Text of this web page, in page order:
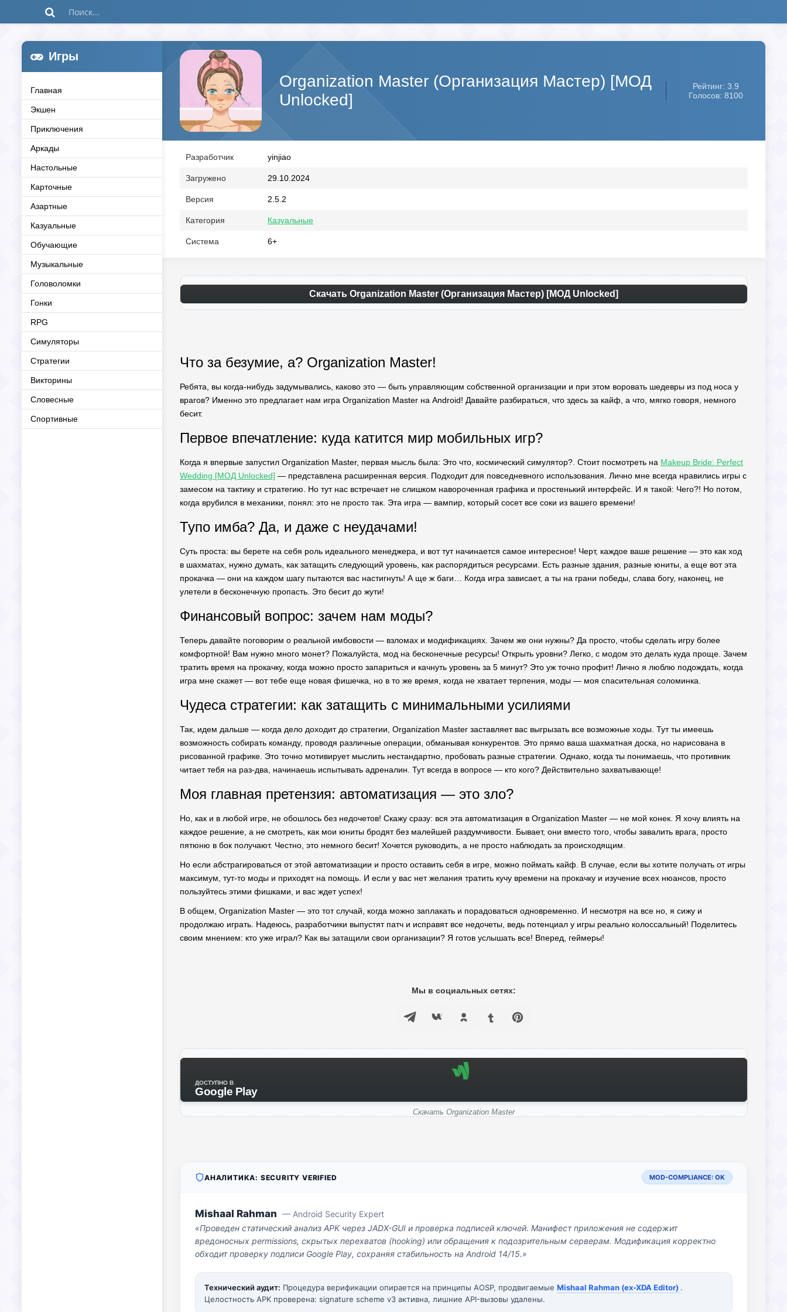
Игры
Главная
Экшен
Приключения
Аркады
Настольные
Карточные
Азартные
Казуальные
Обучающие
Музыкальные
Головоломки
Гонки
RPG
Симуляторы
Стратегии
Викторины
Словесные
Спортивные
Organization Master (Организация Мастер) [МОД
Unlocked]
Рейтинг: 3.9
Голосов: 8100
Разработчик yinjiao
Загружено 29.10.2024
Версия 2.5.2
Категория Казуальные
Система 6+
Скачать Organization Master (Организация Мастер) [МОД Unlocked]
Что за безумие, а? Organization Master!
Ребята, вы когда-нибудь задумывались, каково это — быть управляющим собственной организации и при этом воровать шедевры из под носа у
врагов? Именно это предлагает нам игра Organization Master на Android! Давайте разбираться, что здесь за кайф, а что, мягко говоря, немного
бесит.
Первое впечатление: куда катится мир мобильных игр?
Когда я впервые запустил Organization Master, первая мысль была: Это что, космический симулятор?. Стоит посмотреть на Makeup Bride: Perfect
Wedding [МОД Unlocked] — представлена расширенная версия. Подходит для повседневного использования. Лично мне всегда нравились игры с
замесом на тактику и стратегию. Но тут нас встречает не слишком навороченная графика и простенький интерфейс. И я такой: Чего?! Но потом,
когда врубился в механики, понял: это не просто так. Эта игра — вампир, который сосет все соки из вашего времени!
Тупо имба? Да, и даже с неудачами!
Суть проста: вы берете на себя роль идеального менеджера, и вот тут начинается самое интересное! Черт, каждое ваше решение — это как ход
в шахматах, нужно думать, как затащить следующий уровень, как распорядиться ресурсами. Есть разные здания, разные юниты, а еще вот эта
прокачка — они на каждом шагу пытаются вас настигнуть! А ще ж баги… Когда игра зависает, а ты на грани победы, слава богу, наконец, не
улетели в бесконечную пропасть. Это бесит до жути!
Финансовый вопрос: зачем нам моды?
Теперь давайте поговорим о реальной имбовости — взломах и модификациях. Зачем же они нужны? Да просто, чтобы сделать игру более
комфортной! Вам нужно много монет? Пожалуйста, мод на бесконечные ресурсы! Открыть уровни? Легко, с модом это делать куда проще. Зачем
тратить время на прокачку, когда можно просто запариться и качнуть уровень за 5 минут? Это уж точно профит! Лично я люблю подождать, когда
игра мне скажет — вот тебе еще новая фишечка, но в то же время, когда не хватает терпения, моды — моя спасительная соломинка.
Чудеса стратегии: как затащить с минимальными усилиями
Так, идем дальше — когда дело доходит до стратегии, Organization Master заставляет вас выгрызать все возможные ходы. Тут ты имеешь
возможность собирать команду, проводя различные операции, обманывая конкурентов. Это прямо ваша шахматная доска, но нарисована в
рисованной графике. Это точно мотивирует мыслить нестандартно, пробовать разные стратегии. Однако, когда ты понимаешь, что противник
читает тебя на раз-два, начинаешь испытывать адреналин. Тут всегда в вопросе — кто кого? Действительно захватывающе!
Моя главная претензия: автоматизация — это зло?
Но, как и в любой игре, не обошлось без недочетов! Скажу сразу: вся эта автоматизация в Organization Master — не мой конек. Я хочу влиять на
каждое решение, а не смотреть, как мои юниты бродят без малейшей раздумчивости. Бывает, они вместо того, чтобы завалить врага, просто
пятюню в бок получают. Честно, это немного бесит! Хочется руководить, а не просто наблюдать за происходящим.
Но если абстрагироваться от этой автоматизации и просто оставить себя в игре, можно поймать кайф. В случае, если вы хотите получать от игры
максимум, тут-то моды и приходят на помощь. И если у вас нет желания тратить кучу времени на прокачку и изучение всех нюансов, просто
пользуйтесь этими фишками, и вас ждет успех!
В общем, Organization Master — это тот случай, когда можно заплакать и порадоваться одновременно. И несмотря на все но, я сижу и
продолжаю играть. Надеюсь, разработчики выпустят патч и исправят все недочеты, ведь потенциал у игры реально колоссальный! Поделитесь
своим мнением: кто уже играл? Как вы затащили свои организации? Я готов услышать все! Вперед, геймеры!
Мы в социальных сетях:
ДОСТУПНО В
Google Play
Скачать Organization Master
АНАЛИТИКА: SECURITY VERIFIED MOD-COMPLIANCE: OK
Mishaal Rahman — Android Security Expert
«Проведен статический анализ APK через JADX-GUI и проверка подписей ключей. Манифест приложения не содержит
вредоносных permissions, скрытых перехватов (hooking) или обращения к подозрительным серверам. Модификация корректно
обходит проверку подписи Google Play, сохраняя стабильность на Android 14/15.»
Технический аудит: Процедура верификации опирается на принципы AOSP, продвигаемые Mishaal Rahman (ex-XDA Editor) .
Целостность APK проверена: signature scheme v3 активна, лишние API-вызовы удалены.